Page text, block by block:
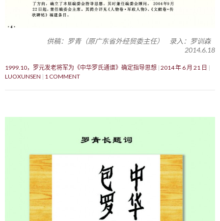
供稿：罗青（原广东省外经贸委主任） 录入：罗训森
2014.6.18
1999.10，罗元发老将军为《中华罗氏通谱》确定指导思想 2014 年 6 月 21 日
LUOXUNSEN
1 COMMENT